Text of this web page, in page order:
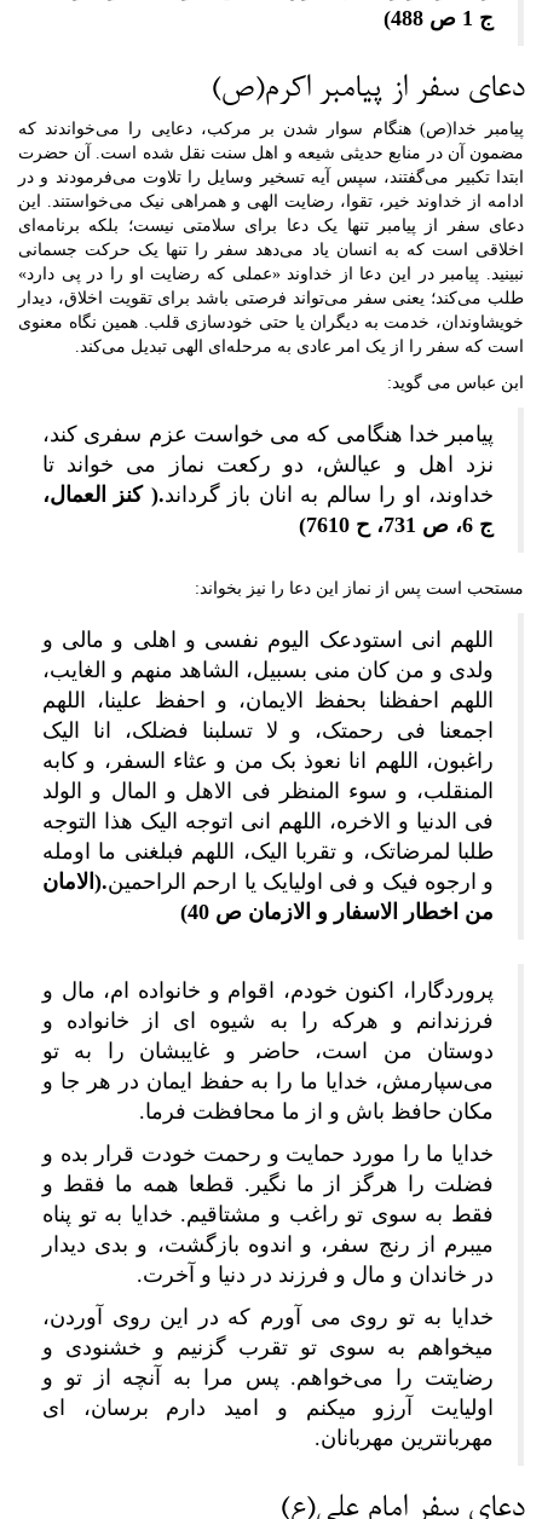
ج 1 ص 488)
دعای سفر از پیامبر اکرم(ص)
پیامبر خدا(ص) هنگام سوار شدن بر مرکب، دعایی را می‌خواندند که
مضمون آن در منابع حدیثی شیعه و اهل سنت نقل شده است. آن حضرت
ابتدا تکبیر می‌گفتند، سپس آیه تسخیر وسایل را تلاوت می‌فرمودند و در
ادامه از خداوند خیر، تقوا، رضایت الهی و همراهی نیک می‌خواستند. این
دعای سفر از پیامبر تنها یک دعا برای سلامتی نیست؛ بلکه برنامه‌ای
اخلاقی است که به انسان یاد می‌دهد سفر را تنها یک حرکت جسمانی
نبینید. پیامبر در این دعا از خداوند «عملی که رضایت او را در پی دارد»
طلب می‌کند؛ یعنی سفر می‌تواند فرصتی باشد برای تقویت اخلاق، دیدار
خویشاوندان، خدمت به دیگران یا حتی خودسازی قلب. همین نگاه معنوی
است که سفر را از یک امر عادی به مرحله‌ای الهی تبدیل می‌کند.
ابن عباس می گوید:
پیامبر خدا هنگامی که می خواست عزم سفری کند،
نزد اهل و عیالش، دو رکعت نماز می خواند تا
خداوند، او را سالم به انان باز گرداند.( کنز العمال،
ج 6، ص 731، ح 7610)
مستحب است پس از نماز این دعا را نیز بخواند:
اللهم انی استودعک الیوم نفسی و اهلی و مالی و
ولدی و من کان منی بسبیل، الشاهد منهم و الغایب،
اللهم احفظنا بحفظ الایمان، و احفظ علینا، اللهم
اجمعنا فی رحمتک، و لا تسلبنا فضلک، انا الیک
راغبون، اللهم انا نعوذ بک من و عثاء السفر، و کابه
المنقلب، و سوء المنظر فی الاهل و المال و الولد
فی الدنیا و الاخره، اللهم انی اتوجه الیک هذا التوجه
طلبا لمرضاتک، و تقربا الیک، اللهم فبلغنی ما اومله
و ارجوه فیک و فی اولیایک یا ارحم الراحمین.(الامان
من اخطار الاسفار و الازمان ص 40)
پروردگارا، اکنون خودم، اقوام و خانواده ام، مال و
فرزندانم و هرکه را به شیوه ای از خانواده و
دوستان من است، حاضر و غایبشان را به تو
می‌سپارمش، خدایا ما را به حفظ ایمان در هر جا و
مکان حافظ باش و از ما محافظت فرما.
خدایا ما را مورد حمایت و رحمت خودت‏ قرار بده و
فضلت را هرگز از ما نگیر. قطعا همه ما فقط و
فقط به سوی تو راغب و مشتاقیم. خدایا به تو پناه
میبرم از رنج سفر، و اندوه بازگشت، و بدی دیدار
در خاندان و مال و فرزند در دنیا و آخرت.‏
خدایا به تو روی می آورم که در این روی آوردن،
میخواهم به سوی تو تقرب گزنیم و خشنودی و
رضایتت را می‌خواهم. پس مرا به آنچه از تو و
اولیایت آرزو می‏کنم و امید دارم برسان، ای
مهربان‏ترین مهربانان.
دعای سفر امام علی(ع)